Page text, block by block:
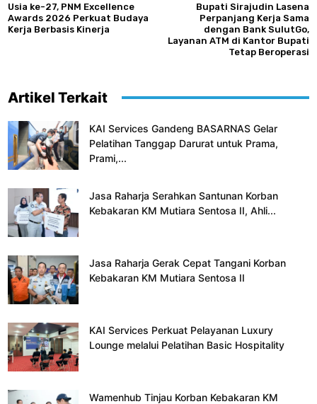
Usia ke-27, PNM Excellence
Awards 2026 Perkuat Budaya
Kerja Berbasis Kinerja
Bupati Sirajudin Lasena
Perpanjang Kerja Sama
dengan Bank SulutGo,
Layanan ATM di Kantor Bupati
Tetap Beroperasi
Artikel Terkait
KAI Services Gandeng BASARNAS Gelar
Pelatihan Tanggap Darurat untuk Prama,
Prami,...
Jasa Raharja Serahkan Santunan Korban
Kebakaran KM Mutiara Sentosa II, Ahli...
Jasa Raharja Gerak Cepat Tangani Korban
Kebakaran KM Mutiara Sentosa II
KAI Services Perkuat Pelayanan Luxury
Lounge melalui Pelatihan Basic Hospitality
Wamenhub Tinjau Korban Kebakaran KM